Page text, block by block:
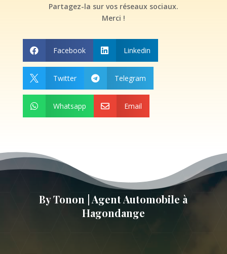
Partagez-la sur vos réseaux sociaux.
Merci !
 Facebook  Linkedin
 Twitter  Telegram
 Whatsapp  Email
By Tonon | Agent Automobile à
Hagondange